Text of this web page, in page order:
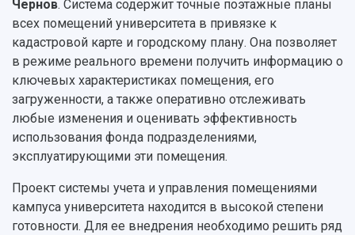
Устойчивое развитие
Кампус
3D-тур по университету
Музеи
Учебный аэродром
Центр истории авиационных двигателей
Ботанический сад
Международный межвузовский кампус
Сведения об образовательной организации
Видеолекции
Противодействие COVID-19
деятельности
Журналы Самарского университета
Научные конференции
Патенты
Публикации и издания
Отчеты о проведенных конференциях
Чернов. Система содержит точные поэтажные планы
всех помещений университета в привязке к
кадастровой карте и городскому плану. Она позволяет
в режиме реального времени получить информацию о
ключевых характеристиках помещения, его
загруженности, а также оперативно отслеживать
любые изменения и оценивать эффективность
использования фонда подразделениями,
эксплуатирующими эти помещения.
Проект системы учета и управления помещениями
кампуса университета находится в высокой степени
готовности. Для ее внедрения необходимо решить ряд